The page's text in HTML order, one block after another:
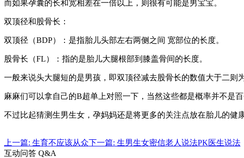
而如果孕囊的长和宽相差在一倍以上，则很有可能是男宝宝。
双顶径和股骨长：
双顶径（BDP）：是指胎儿头部左右两侧之间 宽部位的长度。
股骨长（FL）：指的是胎儿大腿根部到膝盖骨间的长度。
一般来说头大腿短的是男孩，即双顶径减去股骨长的数值大于二则
麻麻们可以拿自己的B超单上对照一下，当然这些都是概率并不是百
不过比起猜测生男生女，孕妈妈还是将更多的关注点放在胎儿的健
上一篇: 生育不应该从众下一篇: 生男生女密信老人说法PK医生说法
互动问答 Q&A